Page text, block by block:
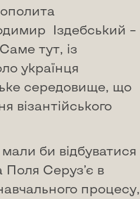
Іздебський –
тут, із
українця
середовище, що
візантійського
би відбуватися
Поля Серуз’є в
процесу,